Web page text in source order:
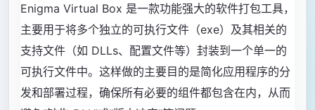
Enigma Virtual Box 是一款功能强大的软件打包工具，
主要用于将多个独立的可执行文件（exe）及其相关的
支持文件（如 DLLs、配置文件等）封装到一个单一的
可执行文件中。这样做的主要目的是简化应用程序的分
发和部署过程，确保所有必要的组件都包含在内，从而